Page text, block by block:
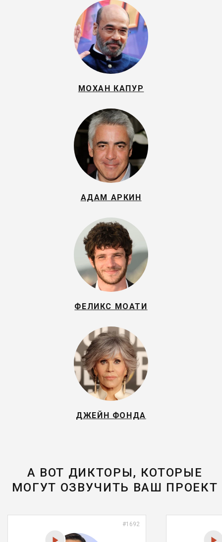
МОХАН КАПУР
АДАМ АРКИН
ФЕЛИКС МОАТИ
ДЖЕЙН ФОНДА
А ВОТ ДИКТОРЫ, КОТОРЫЕ
МОГУТ ОЗВУЧИТЬ ВАШ ПРОЕКТ
#1692